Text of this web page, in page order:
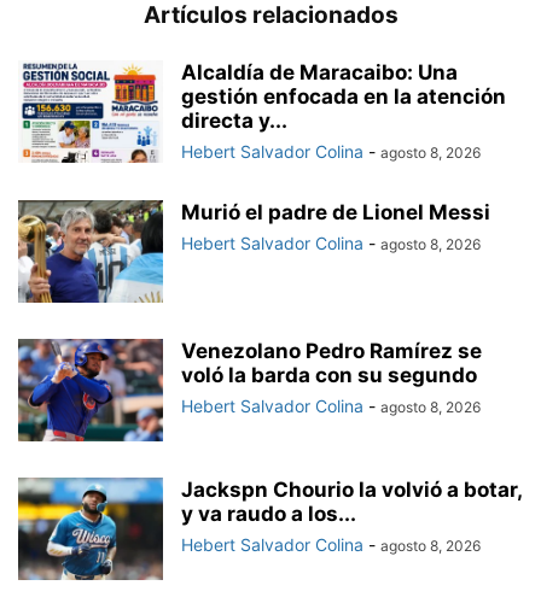
Artículos relacionados
Alcaldía de Maracaibo: Una
gestión enfocada en la atención
directa y...
Hebert Salvador Colina - agosto 8, 2026
Murió el padre de Lionel Messi
Hebert Salvador Colina - agosto 8, 2026
Venezolano Pedro Ramírez se
voló la barda con su segundo
Hebert Salvador Colina - agosto 8, 2026
Jackspn Chourio la volvió a botar,
y va raudo a los...
Hebert Salvador Colina - agosto 8, 2026